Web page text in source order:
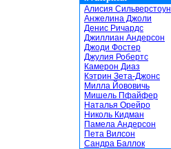
Алисия Сильверстоун
Анжелина Джоли
Денис Ричардс
Джиллиан Андерсон
Джоди Фостер
Джулия Робертс
Камерон Диаз
Кэтрин Зета-Джонс
Милла Йововичь
Мишель Пфайфер
Наталья Орейро
Николь Кидман
Памела Андерсон
Пета Вилсон
Сандра Баллок